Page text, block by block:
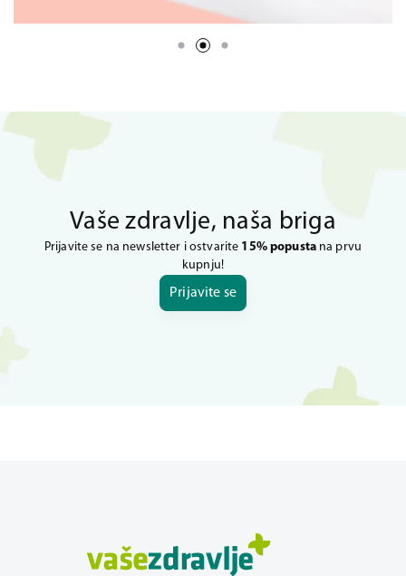
Vaše zdravlje, naša briga
Prijavite se na newsletter i ostvarite 15% popustana prvu
kupnju!
Prijavite se